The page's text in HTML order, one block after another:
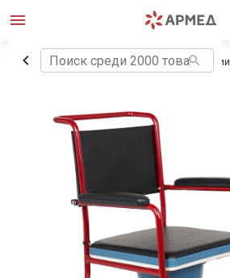
Главная Технические средства реабилитации